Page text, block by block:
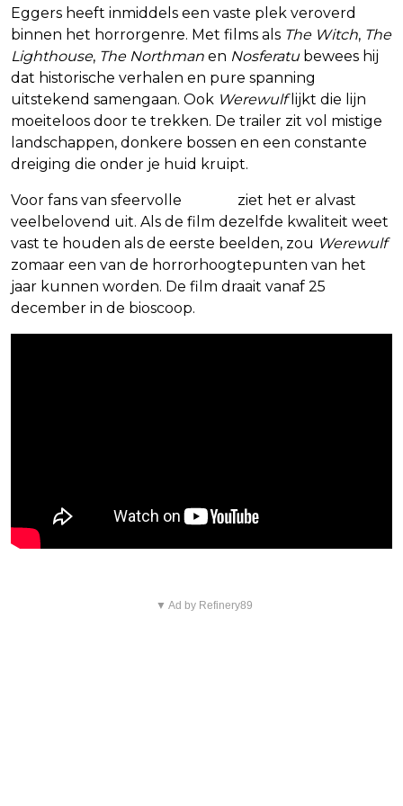
Eggers heeft inmiddels een vaste plek veroverd
binnen het horrorgenre. Met films als The Witch, The
Lighthouse, The Northman en Nosferatu bewees hij
dat historische verhalen en pure spanning
uitstekend samengaan. Ook Werewulflijkt die lijn
moeiteloos door te trekken. De trailer zit vol mistige
landschappen, donkere bossen en een constante
dreiging die onder je huid kruipt.
Voor fans van sfeervolle
ziet het er alvast
veelbelovend uit. Als de film dezelfde kwaliteit weet
vast te houden als de eerste beelden, zou Werewulf
zomaar een van de horrorhoogtepunten van het
jaar kunnen worden. De film draait vanaf 25
december in de bioscoop.
▼ Ad by Refinery89